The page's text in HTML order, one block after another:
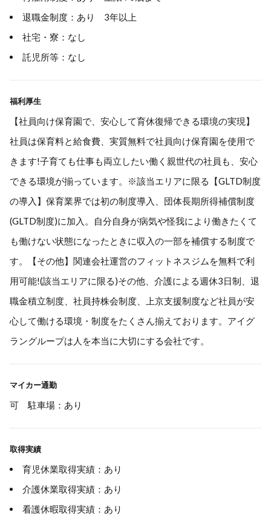
退職金制度：あり 3年以上
社宅・寮：なし
託児所等：なし
福利厚生
【社員向け保育園で、安心して育休復帰できる環境の実現】
社員は保育料と給食費、実質無料で社員向け保育園を使用で
きます!子育ても仕事も両立したい働く親世代の社員も、安心
できる環境が揃っています。※該当エリアに限る【GLTD制度
の導入】保育業界では初の制度導入、団体長期所得補償制度
(GLTD制度)に加入。自分自身が病気や怪我により働きたくて
も働けない状態になったときに収入の一部を補償する制度で
す。【その他】関連会社運営のフィットネスジムを無料で利
用可能!(該当エリアに限る)その他、介護による週休3日制、退
職金積立制度、社員持株会制度、上京支援制度など社員が安
心して働ける環境・制度をたくさん揃えております。アイグ
ラングループは人を本当に大切にする会社です。
マイカー通勤
可 駐車場：あり
取得実績
育児休業取得実績：あり
介護休業取得実績：あり
看護休暇取得実績：あり